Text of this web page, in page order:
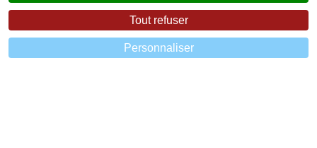
Tout refuser
Personnaliser